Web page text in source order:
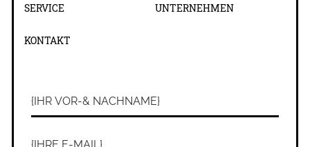
SERVICE UNTERNEHMEN
KONTAKT